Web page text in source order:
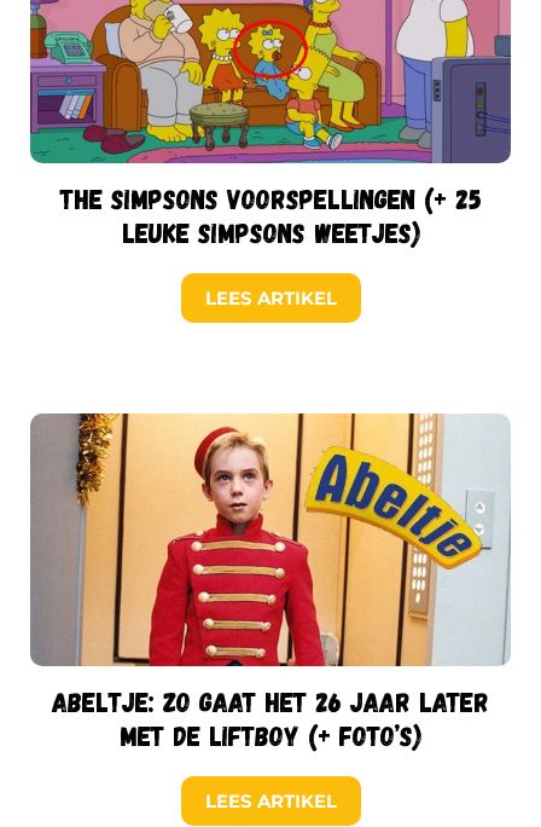
The Simpsons voorspellingen (+ 25
leuke Simpsons weetjes)
LEES ARTIKEL
Abeltje: zo gaat het 26 jaar later
met de liftboy (+ foto’s)
LEES ARTIKEL